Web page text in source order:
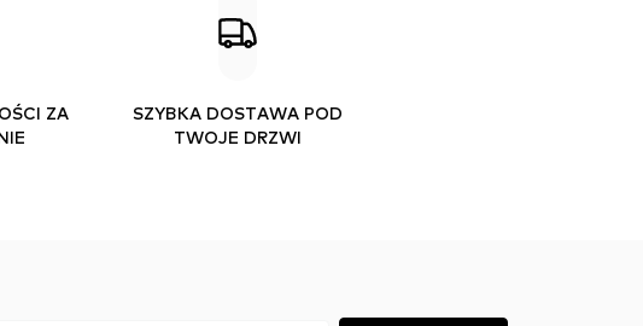
ZA
SZYBKA DOSTAWA POD
TWOJE DRZWI